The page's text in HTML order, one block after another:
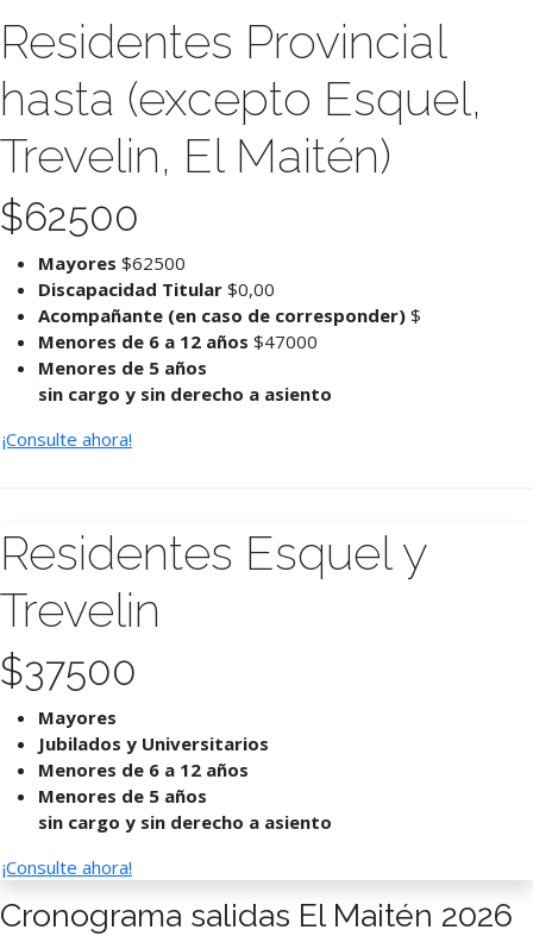
Residentes Provincial
hasta (excepto Esquel,
Trevelin, El Maitén)
$62500
Mayores $62500
Discapacidad Titular $0,00
Acompañante (en caso de corresponder) $
Menores de 6 a 12 años $47000
Menores de 5 años
sin cargo y sin derecho a asiento
¡Consulte ahora!
Residentes Esquel y
Trevelin
$37500
Mayores
Jubilados y Universitarios
Menores de 6 a 12 años
Menores de 5 años
sin cargo y sin derecho a asiento
¡Consulte ahora!
Cronograma salidas El Maitén 2026